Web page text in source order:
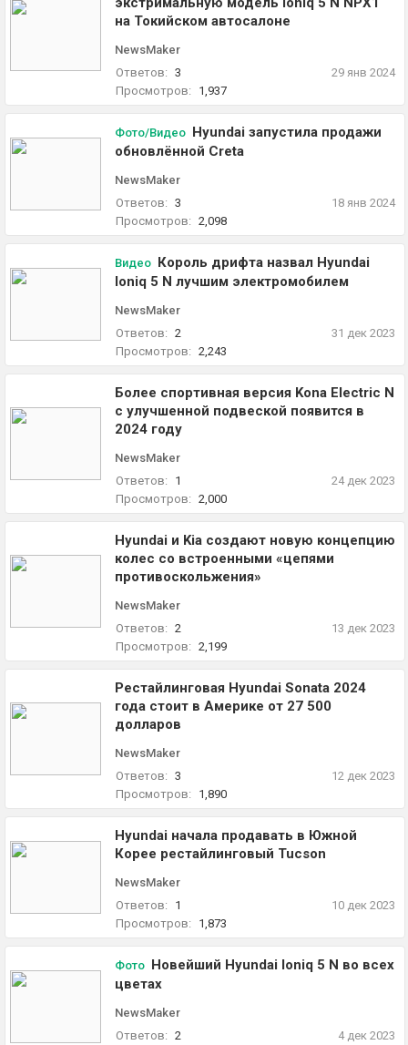
на Токийском автосалоне
NewsMaker
Ответов: 3
Просмотров:
1,937
29 янв 2024
Фото/Видео Hyundai запустила продажи
обновлённой Creta
NewsMaker
Ответов: 3
Просмотров: 2,098
18 янв 2024
Видео Король дрифта назвал Hyundai
Ioniq 5 N лучшим электромобилем
NewsMaker
Ответов: 2
Просмотров: 2,243
31 дек 2023
Более спортивная версия Kona Electric N
с улучшенной подвеской появится в
2024 году
NewsMaker
Ответов:
1
Просмотров: 2,000
24 дек 2023
Hyundai и Kia создают новую концепцию
колес со встроенными «цепями
противоскольжения»
NewsMaker
Ответов: 2
Просмотров: 2,199
13 дек 2023
Рестайлинговая Hyundai Sonata 2024
года стоит в Америке от 27 500
долларов
NewsMaker
Ответов: 3
Просмотров:
1,890
12 дек 2023
Hyundai начала продавать в Южной
Корее рестайлинговый Tucson
NewsMaker
Ответов:
1
Просмотров:
1,873
10 дек 2023
Фото Новейший Hyundai Ioniq 5 N во всех
цветах
NewsMaker
Ответов: 2 4 дек 2023